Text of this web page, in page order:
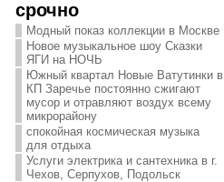
срочно
Модный показ коллекции в Москве
Новое музыкальное шоу Сказки
ЯГИ на НОЧЬ
Южный квартал Новые Ватутинки в
КП Заречье постоянно сжигают
мусор и отравляют воздух всему
микрорайону
спокойная космическая музыка
для отдыха
Услуги электрика и сантехника в г.
Чехов, Серпухов, Подольск